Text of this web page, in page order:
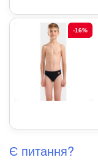
-16%
Є питання?